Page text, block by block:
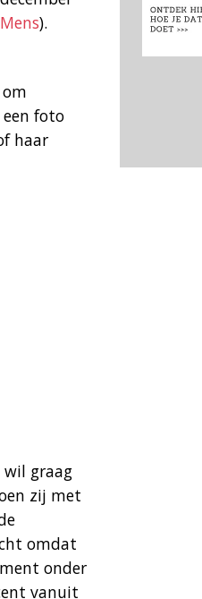
).
foto
haar
graag
zij met
omdat
onder
vanuit